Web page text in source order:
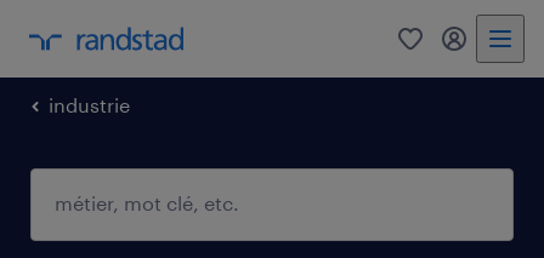
0 mon
industrie